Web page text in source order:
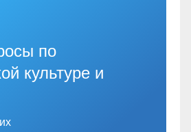
по
культуре и